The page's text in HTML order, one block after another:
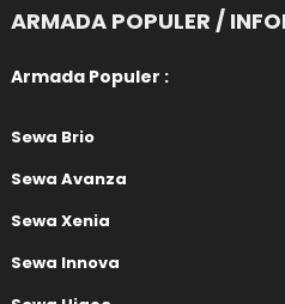
ARMADA POPULER /
Armada Populer :
Sewa Brio
Sewa Avanza
Sewa Xenia
Sewa Innova